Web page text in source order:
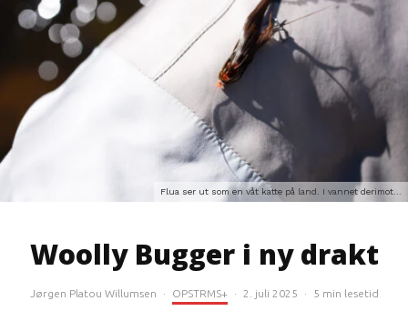
Flua ser ut som en våt katte på land. I vannet derimot...
Woolly Bugger i ny drakt
Jørgen Platou Willumsen · OPSTRMS+ · 2. juli 2025 · 5 min lesetid